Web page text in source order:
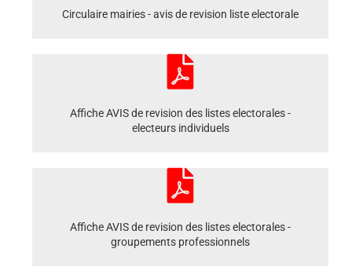
Circulaire mairies - avis de revision liste electorale
Affiche AVIS de revision des listes electorales -
electeurs individuels
Affiche AVIS de revision des listes electorales -
groupements professionnels